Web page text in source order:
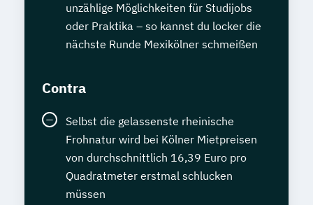
unzählige Möglichkeiten für Studijobs
oder Praktika – so kannst du locker die
nächste Runde Mexikölner schmeißen
Contra
Selbst die gelassenste rheinische
Frohnatur wird bei Kölner Mietpreisen
von durchschnittlich 16,39 Euro pro
Quadratmeter erstmal schlucken
müssen